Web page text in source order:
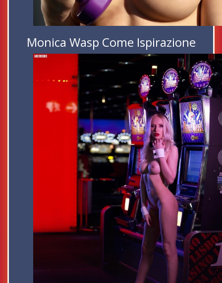
Monica Wasp Come Ispirazione